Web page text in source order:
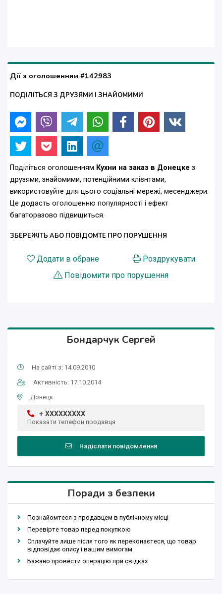
Дії з оголошенням #142983
ПОДІЛІТЬСЯ З ДРУЗЯМИ І ЗНАЙОМИМИ
Поділіться оголошенням Кухни на заказ в Донецке з
друзями, знайомими, потенційними клієнтами,
використовуйте для цього соціальні мережі, месенджери.
Це додасть оголошенню популярності і ефект
багаторазово підвищиться.
ЗБЕРЕЖІТЬ АБО ПОВІДОМТЕ ПРО ПОРУШЕННЯ
Додати в обране
Роздрукувати
Повідомити про порушення
Бондарчук Сергей
На сайті з: 14.09.2010
Активність: 17.10.2014
Донецк
+ XXXXXXXXX
Показати телефон продавця
Надіслати повідомлення
Поради з безпеки
Познайомтеся з продавцем в публічному місці
Перевірте товар перед покупкою
Сплачуйте лише після того як переконаєтеся, що товар
відповідає опису і вашим вимогам
Бажано провести операцію при свідках